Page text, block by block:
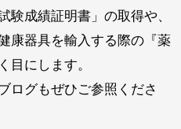
験成績証明書」の取得や、
康器具を輸入する際の『薬
目にします。
ログもぜひご参照くださ